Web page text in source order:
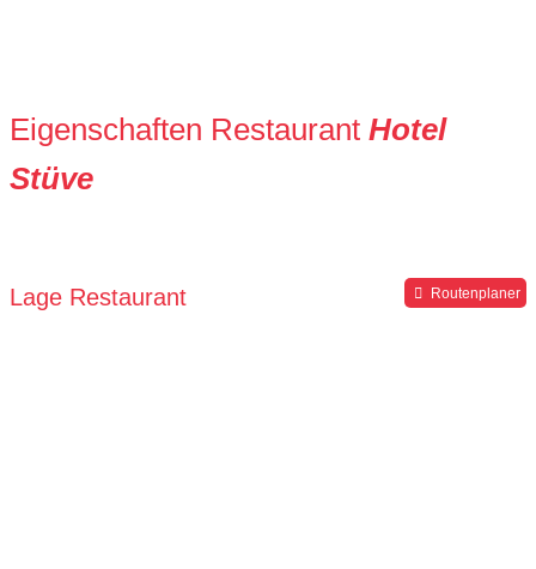
Eigenschaften Restaurant Hotel
Stüve
Lage Restaurant Routenplaner